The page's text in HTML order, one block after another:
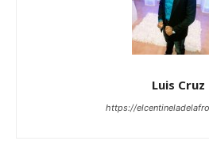
Luis Cruz
https://